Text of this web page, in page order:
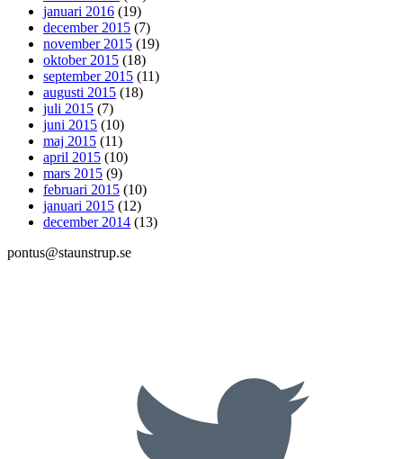
januari 2016 (19)
december 2015 (7)
november 2015 (19)
oktober 2015 (18)
september 2015 (11)
augusti 2015 (18)
juli 2015 (7)
juni 2015 (10)
maj 2015 (11)
april 2015 (10)
mars 2015 (9)
februari 2015 (10)
januari 2015 (12)
december 2014 (13)
pontus@staunstrup.se